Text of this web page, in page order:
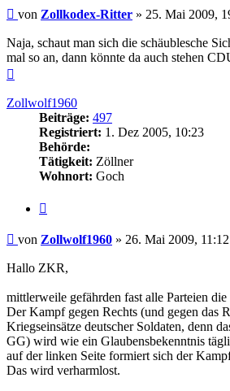
Beitrag
von Zollkodex-Ritter » 25. Mai 2009,
Naja, schaut man sich die schäublesche
mal so an, dann könnte da auch stehen
Zollwolf1960
Beiträge: 497
Registriert: 1. Dez 2005, 10:23
Behörde:
Tätigkeit: Zöllner
Wohnort: Goch
Beitrag
von Zollwolf1960 » 26. Mai 2009, 11:12
Hallo ZKR,
mittlerweile gefährden fast alle Parteien
Der Kampf gegen Rechts (und gegen das
Kriegseinsätze deutscher Soldaten, denn
GG) wird wie ein Glaubensbekenntnis
auf der linken Seite formiert sich der
Das wird verharmlost.